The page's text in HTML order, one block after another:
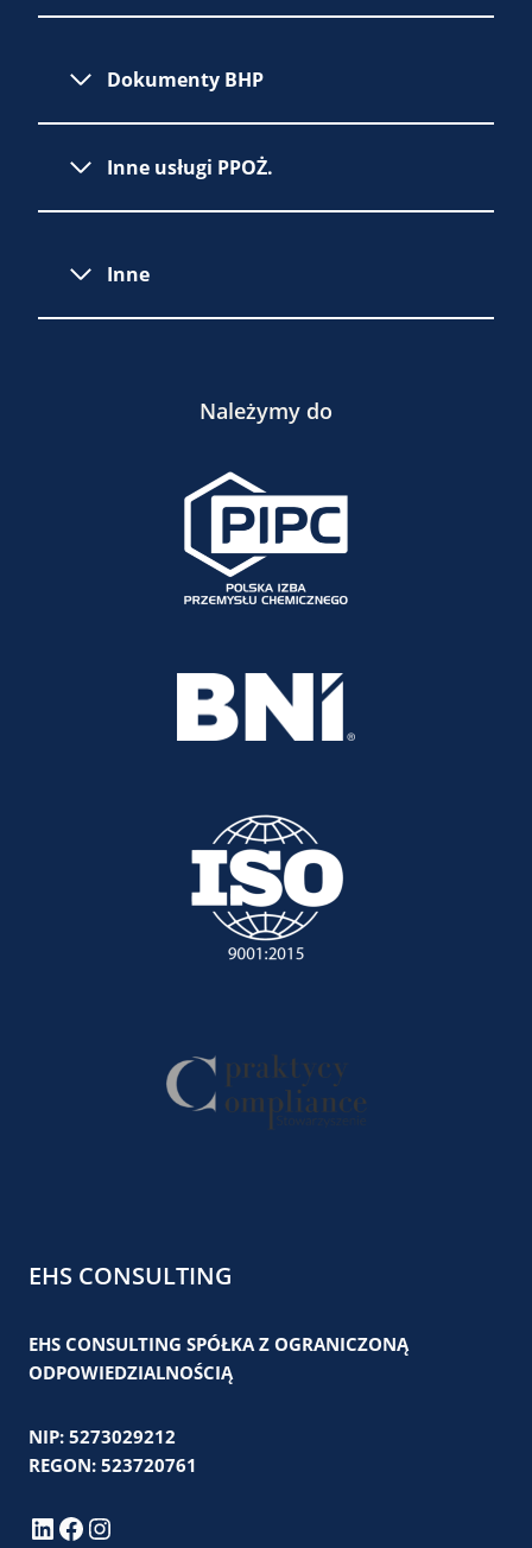
Dokumenty BHP
Inne usługi PPOŻ.
Inne
Należymy do
EHS CONSULTING
EHS CONSULTING SPÓŁKA Z OGRANICZONĄ
ODPOWIEDZIALNOŚCIĄ
NIP: 5273029212
REGON: 523720761
LinkedIn
Facebook
Instagram